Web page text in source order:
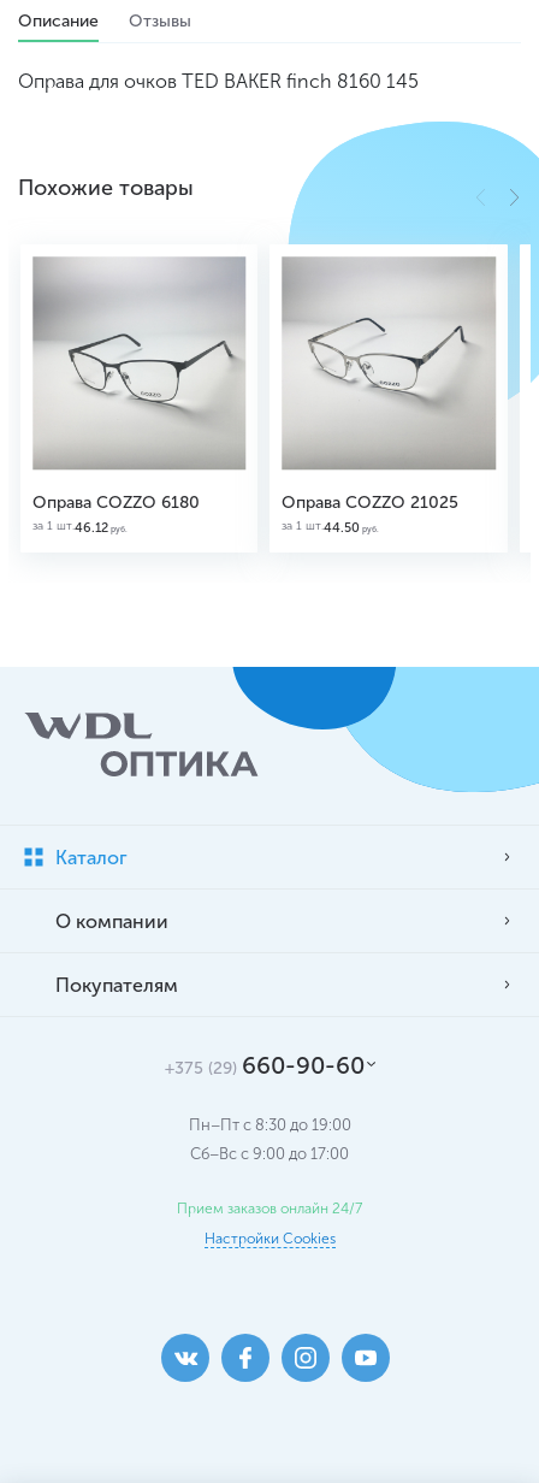
Описание Отзывы
Оправа для очков TED BAKER finch 8160 145
Похожие товары
Оправа COZZO 6180
за 1 шт.46.12 руб.
Оправа COZZO 21025
за 1 шт.44.50 руб.
Каталог
О компании
Покупателям
+375 (29) 660-90-60
Пн–Пт с 8:30 до 19:00
Сб–Вс c 9:00 до 17:00
Прием заказов онлайн 24/7
Настройки Cookies